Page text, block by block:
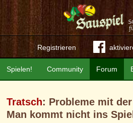
Registrieren
Community Forum
Spielen!
Tratsch: Probleme mit
Man kommt nicht ins Spiel